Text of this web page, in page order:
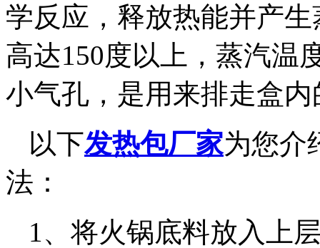
学反应，释放热能并产
高达150度以上，蒸汽温
小气孔，是用来排走盒
以下发热包厂家为您介
法：
1、将火锅底料放入上